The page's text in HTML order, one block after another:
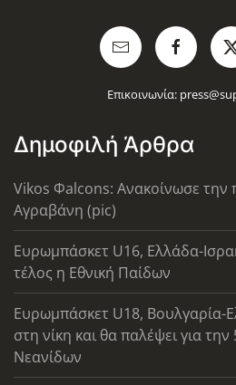
Επικοινωνία:
Δημοφιλή Άρθρα
Vikos Φalcons: Ανακοίνωσε την
Αγραβάνη (pic)
Ευρωμπάσκετ U16, Ελλάδα-
τέλος η Εθνική Παίδων
Ευρωμπάσκετ U18, Βουλγαρία-
στη νίκη και θα παλέψει για
Νεανίδων